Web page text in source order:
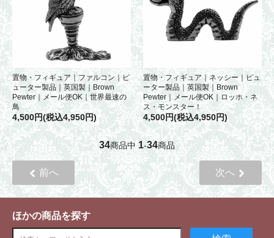
置物・フィギュア｜ファルコン｜ピ
ューター製品｜英国製｜Brown
Pewter｜メール便OK｜世界最速の
鳥
4,500円(税込4,950円)
置物・フィギュア｜ネッシー｜ピュ
ーター製品｜英国製｜Brown
Pewter｜メール便OK｜ロッホ・ネ
ス・モンスター！
4,500円(税込4,950円)
34商品中1-34商品
前へ 次へ
ほかの商品を探す